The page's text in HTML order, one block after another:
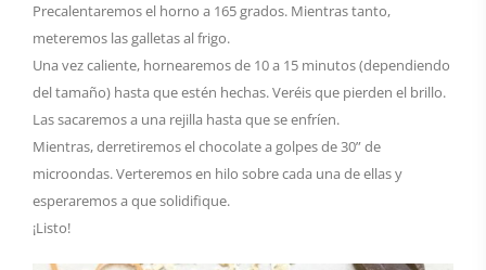
Precalentaremos el horno a 165 grados. Mientras tanto,
meteremos las galletas al frigo.
Una vez caliente, hornearemos de 10 a 15 minutos (dependiendo
del tamaño) hasta que estén hechas. Veréis que pierden el brillo.
Las sacaremos a una rejilla hasta que se enfríen.
Mientras, derretiremos el chocolate a golpes de 30” de
microondas. Verteremos en hilo sobre cada una de ellas y
esperaremos a que solidifique.
¡Listo!